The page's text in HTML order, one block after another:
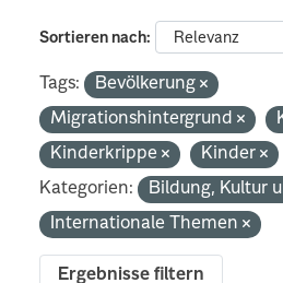
Sortieren nach
Tags:
Bevölkerung
Migrationshintergrund
Kinderkrippe
Kinder
Kategorien:
Bildung, Kultur
Internationale Themen
Ergebnisse filtern